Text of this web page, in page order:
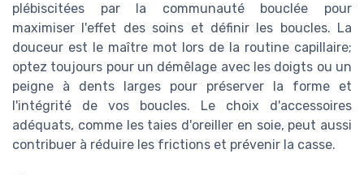
plébiscitées par la communauté bouclée pour
maximiser l'effet des soins et définir les boucles. La
douceur est le maître mot lors de la routine capillaire;
optez toujours pour un démêlage avec les doigts ou un
peigne à dents larges pour préserver la forme et
l'intégrité de vos boucles. Le choix d'accessoires
adéquats, comme les taies d'oreiller en soie, peut aussi
contribuer à réduire les frictions et prévenir la casse.